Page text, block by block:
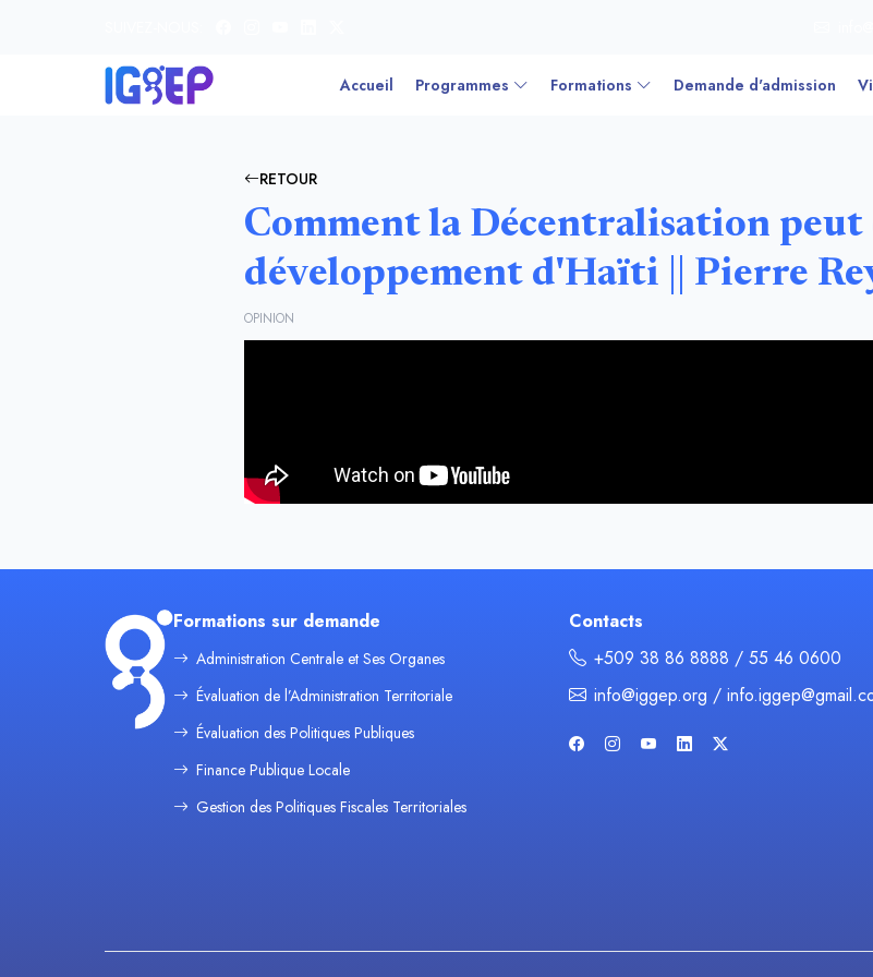
Accueil Programmes Formations Demande d'admission
RETOUR
Comment la Décentralisation
développement d'Haïti || Pierre
OPINION
Formations sur demande
Administration Centrale et Ses Organes
Évaluation de l’Administration Territoriale
Évaluation des Politiques Publiques
Finance Publique Locale
Gestion des Politiques Fiscales Territoriales
Contacts
+509 38 86 8888 / 55 46 0600
info@iggep.org /